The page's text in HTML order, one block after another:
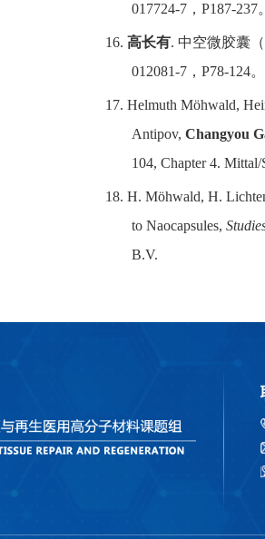
017724-7， P187-237。
16. 高长有. 中空微胶囊
012081-7， P78-124。
17. Helmuth Möhwald,
Antipov, Changyou
104, Chapter 4. Mittal/
18. H. Möhwald, H.
to Naocapsules,
B.V.